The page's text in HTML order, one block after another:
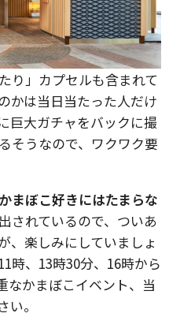
り」カプセルも含まれて
かは当日当たった人だけ
巨大ガチャをバックに撮
そうなので、ワクワク要
かまぼこ好きにはたまらな
されているので、ついあ
、楽しみにしていましょ
時、13時30分、16時から
なかまぼこイベント、当
。